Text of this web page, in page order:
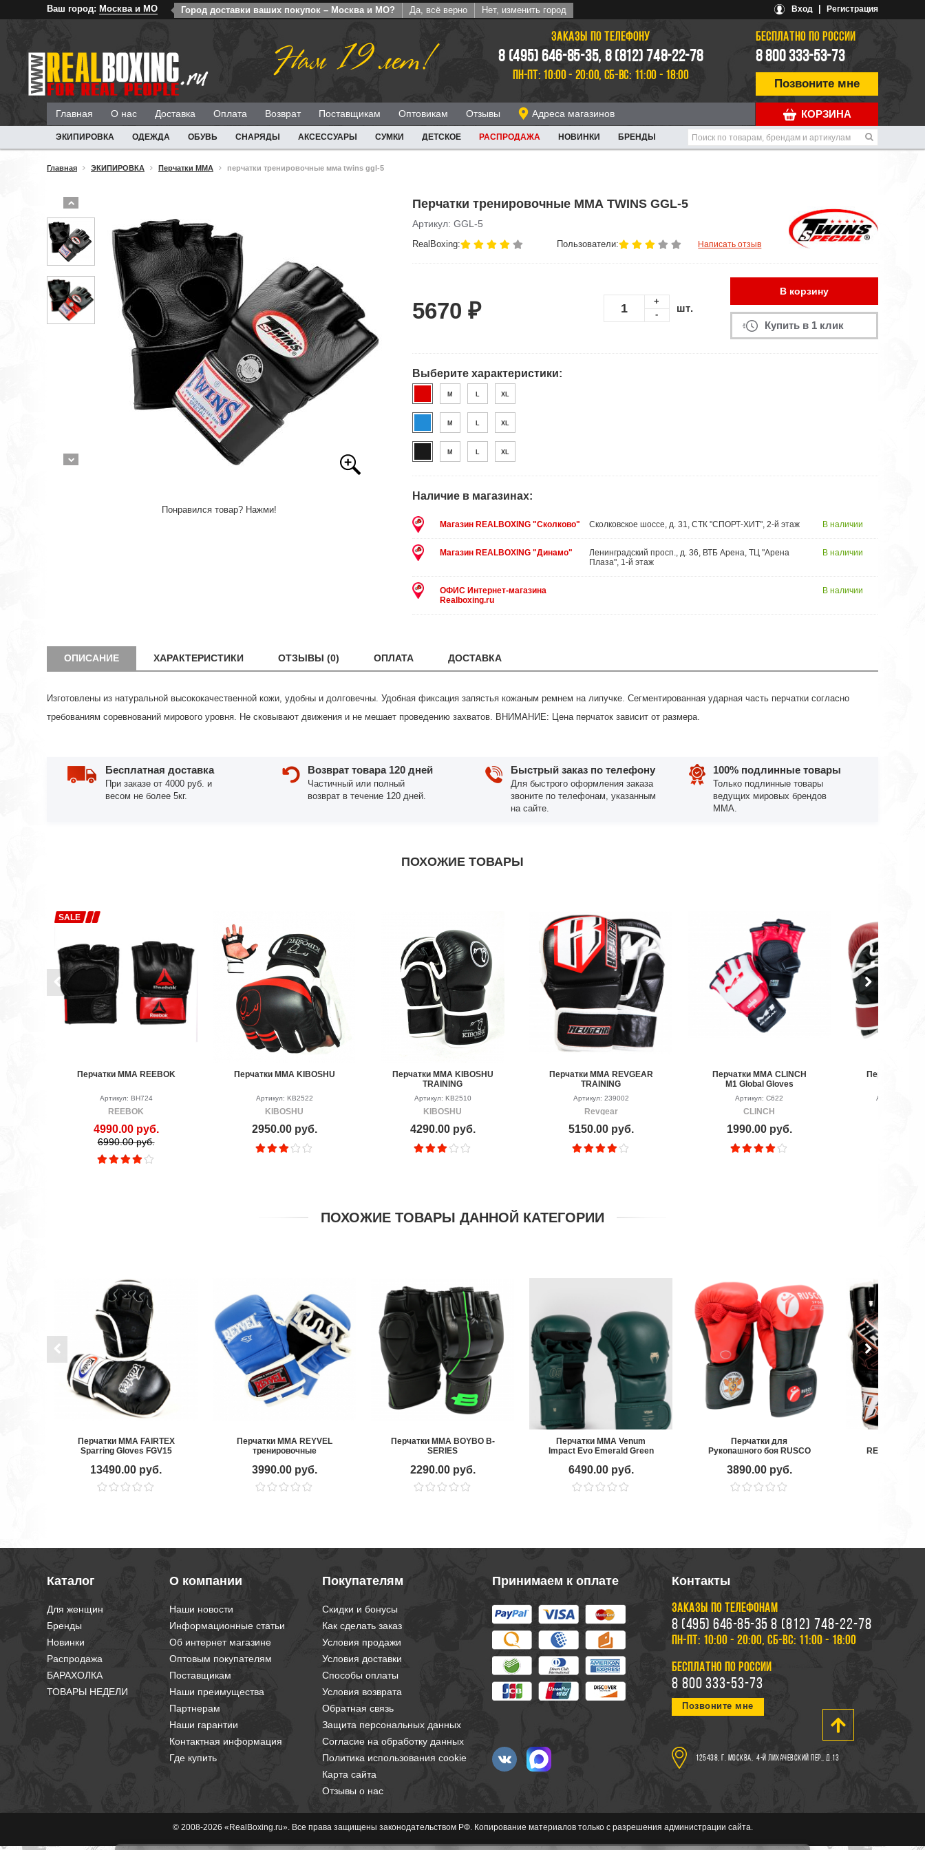
Ваш город: Москва и МО Город доставки ваших покупок – Москва и МО? Да, всё верно Нет, изменить город Вход Регистрация
Нам 19 лет! ЗАКАЗЫ ПО ТЕЛЕФОНУ
8 (495) 646-85-35, 8 (812) 748-22-78
ПН-ПТ: 10:00 - 20:00, СБ-ВС: 11:00 - 18:00
БЕСПЛАТНО ПО РОССИИ
8 800 333-53-73
Позвоните мне
КОРЗИНА
Главная О нас Доставка Оплата Возврат Поставщикам Оптовикам Отзывы Адреса магазинов
ЭКИПИРОВКА ОДЕЖДА ОБУВЬ СНАРЯДЫ АКСЕССУАРЫ СУМКИ ДЕТСКОЕ РАСПРОДАЖА НОВИНКИ БРЕНДЫ
Главная ЭКИПИРОВКА Перчатки ММА перчатки тренировочные мма twins ggl-5
Понравился товар? Нажми!
Перчатки тренировочные ММА TWINS GGL-5
Артикул: GGL-5
RealBoxing: Пользователи: Написать отзыв
5670 ₽
+
-
шт.
В корзину
Купить в 1 клик
Выберите характеристики:
M L XL
M L XL
M L XL
Наличие в магазинах:
Магазин REALBOXING "Сколково" Сколковское шоссе, д. 31, СТК "СПОРТ-ХИТ", 2-й этаж В наличии
Магазин REALBOXING "Динамо"
Ленинградский просп., д. 36, ВТБ Арена, ТЦ "Арена
Плаза", 1-й этаж
В наличии
ОФИС Интернет-магазина
Realboxing.ru
В наличии
ОПИСАНИЕ ХАРАКТЕРИСТИКИ ОТЗЫВЫ (0) ОПЛАТА ДОСТАВКА
Изготовлены из натуральной высококачественной кожи, удобны и долговечны. Удобная фиксация запястья кожаным ремнем на липучке. Сегментированная ударная часть перчатки согласно
требованиям соревнований мирового уровня. Не сковывают движения и не мешает проведению захватов. ВНИМАНИЕ: Цена перчаток зависит от размера.
Бесплатная доставка
При заказе от 4000 руб. и
весом не более 5кг.
Возврат товара 120 дней
Частичный или полный
возврат в течение 120 дней.
Быстрый заказ по телефону
Для быстрого оформления заказа
звоните по телефонам, указанным
на сайте.
100% подлинные товары
Только подлинные товары
ведущих мировых брендов
ММА.
ПОХОЖИЕ ТОВАРЫ
SALE
Перчатки MMA REEBOK
Артикул: BH724
REEBOK
4990.00 руб.
6990.00 руб.
Перчатки MMA KIBOSHU
Артикул: KB2522
KIBOSHU
2950.00 руб.
Перчатки MMA KIBOSHU
TRAINING
Артикул: KB2510
KIBOSHU
4290.00 руб.
Перчатки MMA REVGEAR
TRAINING
Артикул: 239002
Revgear
5150.00 руб.
Перчатки MMA CLINCH
M1 Global Gloves
Артикул: C622
CLINCH
1990.00 руб.
Перчатки
Артикул:
ПОХОЖИЕ ТОВАРЫ ДАННОЙ КАТЕГОРИИ
Перчатки ММА FAIRTEX
Sparring Gloves FGV15
13490.00 руб.
Перчатки MMA REYVEL
тренировочные
3990.00 руб.
Перчатки ММА BOYBO B-
SERIES
2290.00 руб.
Перчатки ММА Venum
Impact Evo Emerald Green
6490.00 руб.
Перчатки для
Рукопашного боя RUSCO
3890.00 руб.
REVGEAR
Каталог
Для женщин
Бренды
Новинки
Распродажа
БАРАХОЛКА
ТОВАРЫ НЕДЕЛИ
О компании
Наши новости
Информационные статьи
Об интернет магазине
Оптовым покупателям
Поставщикам
Наши преимущества
Партнерам
Наши гарантии
Контактная информация
Где купить
Покупателям
Скидки и бонусы
Как сделать заказ
Условия продажи
Условия доставки
Способы оплаты
Условия возврата
Обратная связь
Защита персональных данных
Согласие на обработку данных
Политика использования cookie
Карта сайта
Отзывы о нас
Принимаем к оплате Контакты
ЗАКАЗЫ ПО ТЕЛЕФОНАМ
8 (495) 646-85-35 8 (812) 748-22-78
ПН-ПТ: 10:00 - 20:00, СБ-ВС: 11:00 - 18:00
БЕСПЛАТНО ПО РОССИИ
8 800 333-53-73
Позвоните мне
125438, г. Москва, 4-й Лихачевский пер., д.13
© 2008-2026 «RealBoxing.ru». Все права защищены законодательством РФ. Копирование материалов только с разрешения администрации сайта.